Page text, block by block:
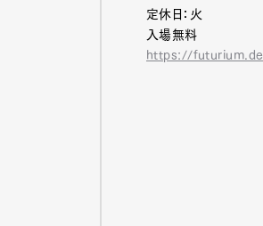
定休日：火
入場無料
https://futurium.de